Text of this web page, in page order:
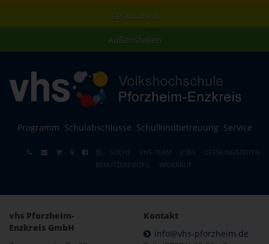
Gesundheit
Außenstellen
Programm Schulabschlüsse Schulkindbetreuung Service
SUCHE VHS-TEAM JOBS
ÖFFNUNGSZEITEN
BENUTZERPROFIL
WIDERRUF
vhs Pforzheim-
Enzkreis GmbH
Kontakt
info@vhs-pforzheim.de